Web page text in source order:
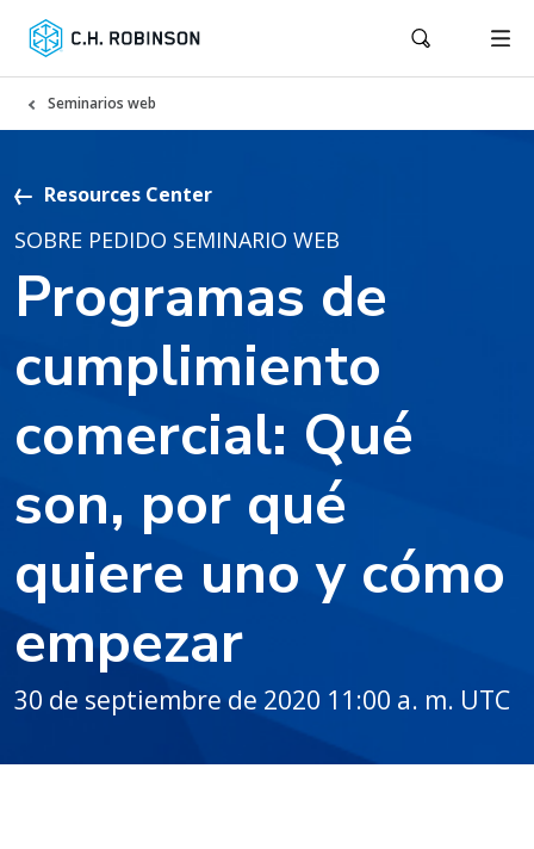
Seminarios web
Resources Center
SOBRE PEDIDO SEMINARIO WEB
Programas de
cumplimiento
comercial: Qué
son, por qué
quiere uno y cómo
empezar
30 de septiembre de 2020 11:00 a. m. UTC